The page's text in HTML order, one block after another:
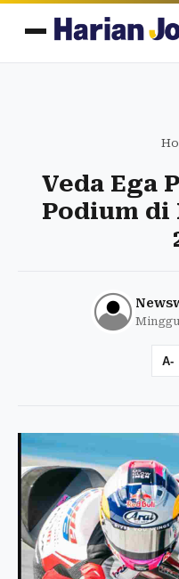
Veda Ega
Podium di
A-